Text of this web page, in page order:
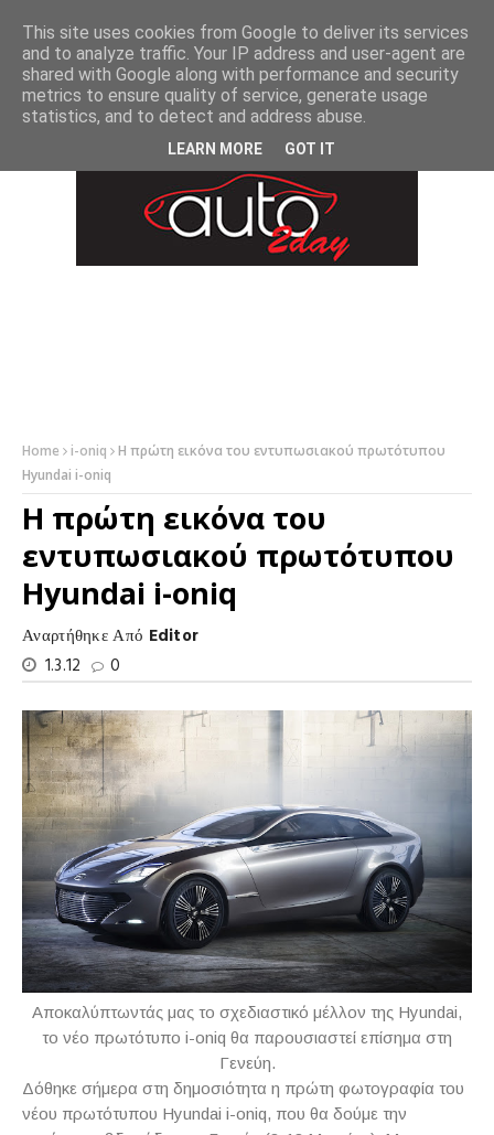
Home i-oniq
Η πρώτη εικόνα του εντυπωσιακού πρωτότυπου
Hyundai i-oniq
Η πρώτη εικόνα του
εντυπωσιακού πρωτότυπου
Hyundai i-oniq
Αναρτήθηκε Από Editor
1.3.12
0
Αποκαλύπτωντάς μας το σχεδιαστικό μέλλον της Hyundai,
το νέο πρωτότυπο i-oniq θα παρουσιαστεί επίσημα στη
Γενεύη.
Δόθηκε σήμερα στη δημοσιότητα η πρώτη φωτογραφία του
νέου πρωτότυπου Hyundai i-oniq, που θα δούμε την
This site uses cookies from Google to deliver its services
and to analyze traffic. Your IP address and user-agent are
shared with Google along with performance and security
metrics to ensure quality of service, generate usage
statistics, and to detect and address abuse.
LEARN MORE GOT IT